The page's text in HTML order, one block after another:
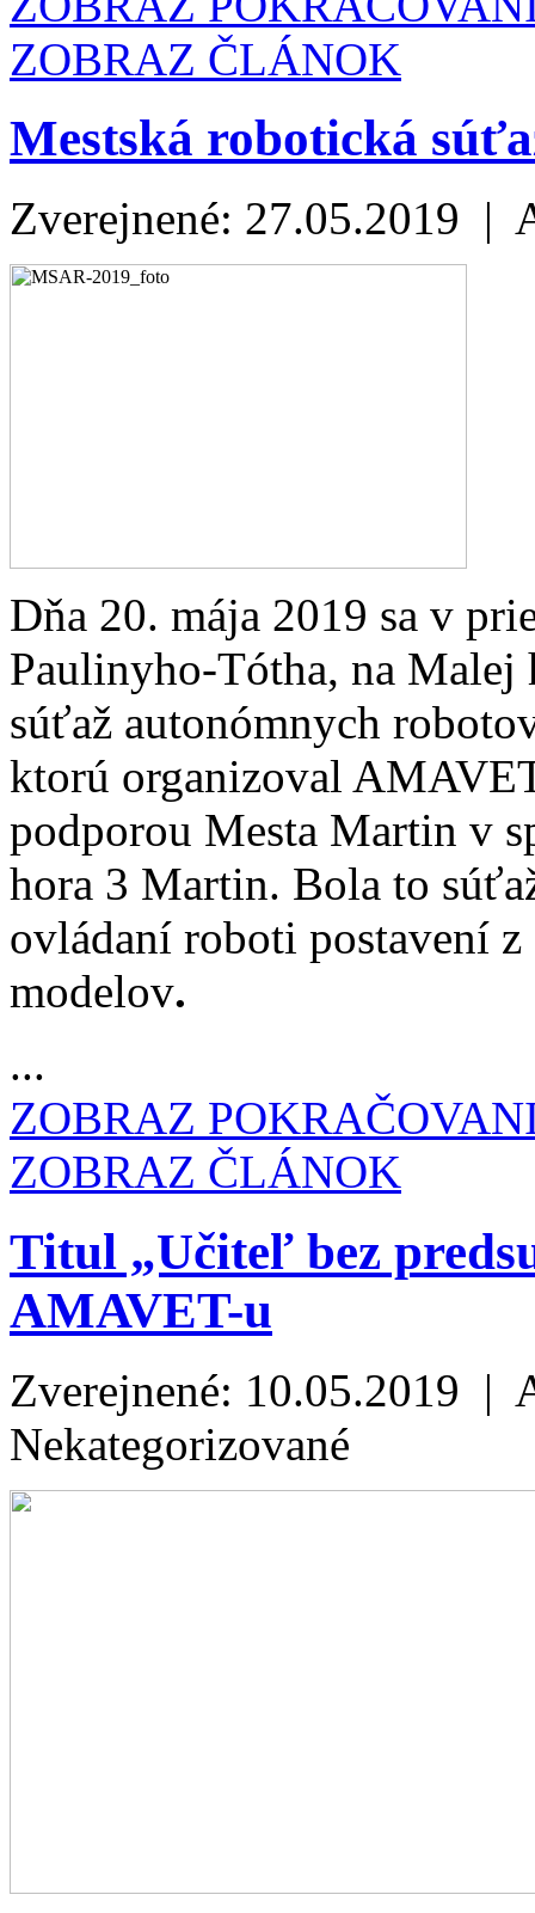
ZOBRAZ ČLÁNOK
Mestská robotická
Zverejnené: 27.05.2019 |
Dňa 20. mája 2019 sa v
Paulinyho-Tótha, na
súťaž autonómnych
ktorú organizoval
podporou Mesta Martin v
hora 3 Martin. Bola to
ovládaní roboti postavení
modelov.
...
ZOBRAZ
ZOBRAZ ČLÁNOK
Titul „Učiteľ bez
AMAVET-u
Zverejnené: 10.05.2019 |
Nekategorizované